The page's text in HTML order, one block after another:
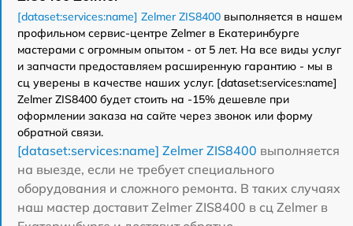
[dataset:services:name] Zelmer ZIS8400 выполняется в нашем
профильном сервис-центре Zelmer в Екатеринбурге
мастерами с огромным опытом - от 5 лет. На все виды услуг
и запчасти предоставляем расширенную гарантию - мы в
сц уверены в качестве наших услуг. [dataset:services:name]
Zelmer ZIS8400 будет стоить на -15% дешевле при
оформлении заказа на сайте через звонок или форму
обратной связи.
[dataset:services:name] Zelmer ZIS8400 выполняется
на выезде, если не требует специального
оборудования и сложного ремонта. В таких случаях
наш мастер доставит Zelmer ZIS8400 в сц Zelmer в